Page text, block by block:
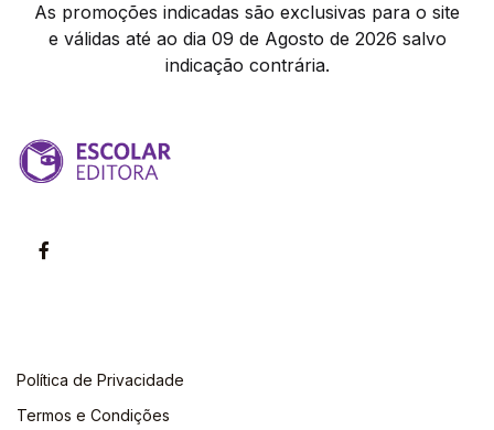
As promoções indicadas são exclusivas para o site
e válidas até ao dia 09 de Agosto de 2026 salvo
indicação contrária.
Política de Privacidade
Termos e Condições